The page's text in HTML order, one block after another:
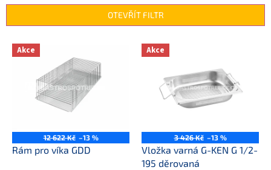
í
OTEVŘÍT FILTR
V Akce
12 622 Kč –13 %
Rám pro víka GDD
Akce
3 426 Kč –13 %
Vložka varná G-KEN G 1/2-
195 děrovaná